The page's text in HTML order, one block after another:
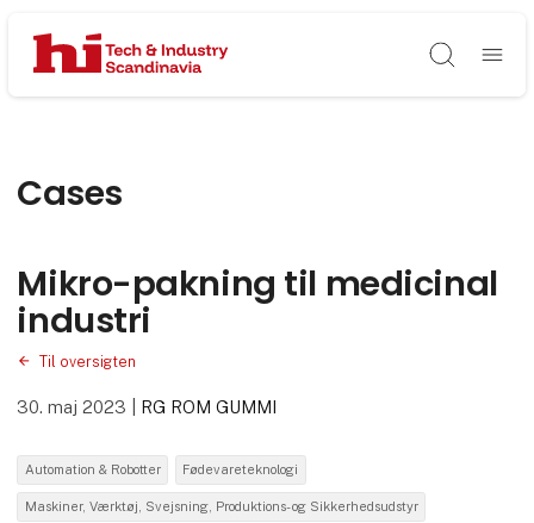
Søg
Cases
Mikro-pakning til medicinal
industri
Til oversigten
30. maj 2023 RG ROM GUMMI
Automation & Robotter Fødevareteknologi
Maskiner, Værktøj, Svejsning, Produktions- og Sikkerhedsudstyr